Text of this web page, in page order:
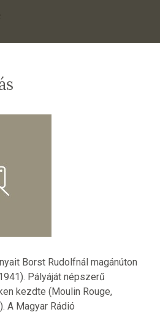
Borst Rudolfnál magánúton
Pályáját népszerű
kezdte (Moulin Rouge,
A Magyar Rádió